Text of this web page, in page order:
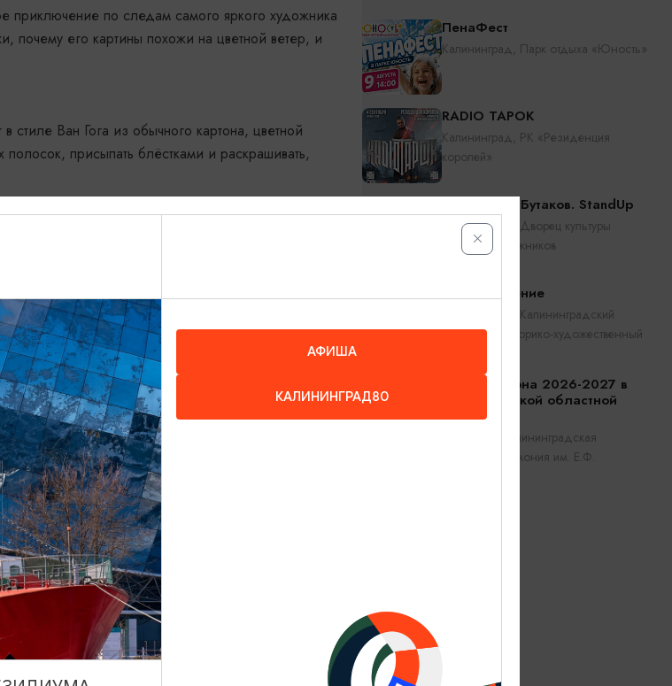
приключение по следам самого яркого художника
почему его картины похожи на цветной ветер, и
Ван Гога из обычного картона, цветной
присыпать блёстками и раскрашивать,
как захочется.
тоже любил яркие цвета
где искусство превращается в игру, а дети
класс привязан к конкретному художнику или
11, Светлогорск Показать на карте
ПенаФест
Калининград, Парк отдыха «Юность»
RADIO TAPOK
Калининград, РК «Резиденция
королей»
Константин Бутаков. StandUp
Калининград, Дворец культуры
железнодорожников
Прикосновение
Калининград, Калининградский
областной историко-художественный
Открытие сезона 2026-2027 в
Калининградской областной
филармонии
Калининград, Калининградская
областная филармония им. Е.Ф.
АФИША
КАЛИНИНГРАД80